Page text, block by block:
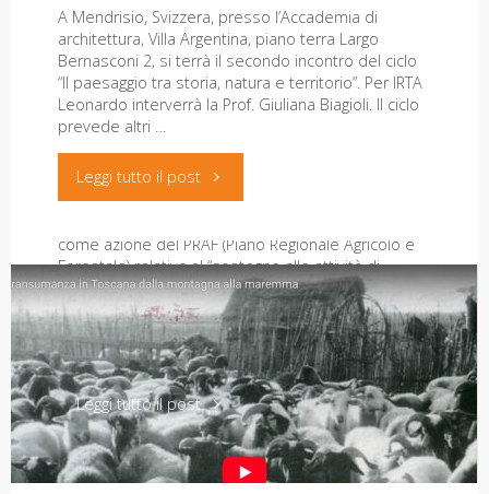
Paesaggio
“Emilio
24-
agosto
2021"
Pisa e Maremma. Agricoltura,
agriturismo e turismo rurale nelle
aree interne
come azione del PRAF (Piano Regionale Agricolo e
Forestale) relativa al “sostegno alle attività di
valorizzazione delle produzioni agricole, dei
prodotti agroalimentari di qualità del patrimonio
agricolo-forestale, delle aree interne, delle zone
rurali e …
Leggi tutto il post"Pisa
e
novembre
2019"
A Mendrisio, Svizzera, presso l’Accademia di
architettura, Villa Argentina, piano terra Largo
Bernasconi 2, si terrà il secondo incontro del ciclo
“Il paesaggio tra storia, natura e territorio”. Per IRTA
Leonardo interverrà la Prof. Giuliana Biagioli. Il ciclo
prevede altri …
Leggi tutto il post"Paesaggio
territorio
tra
materialità
e
memoria